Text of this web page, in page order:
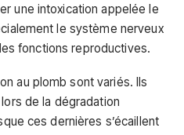
une intoxication appelée le
le système nerveux
fonctions reproductives.
au plomb sont variés. Ils
de la dégradation
ces dernières s’écaillent